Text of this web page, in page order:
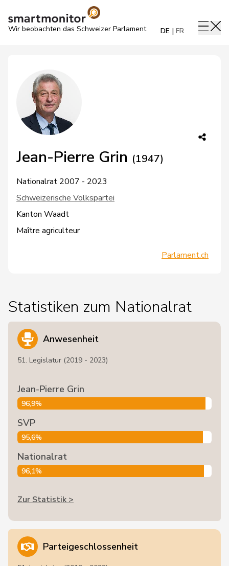
Wir beobachten das Schweizer Parlament DE FR
Jean-Pierre Grin (1947)
Nationalrat 2007 - 2023
Schweizerische Volkspartei
Kanton Waadt
Maître agriculteur
Parlament.ch
Statistiken zum Nationalrat
Anwesenheit
51. Legislatur (2019 - 2023)
Jean-Pierre Grin
96,9%
SVP
95,6%
Nationalrat
96,1%
Zur Statistik >
Parteigeschlossenheit